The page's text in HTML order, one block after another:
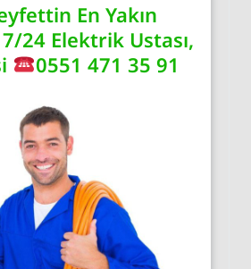
En Yakın
24 Elektrik Ustası,
0551 471 35 91